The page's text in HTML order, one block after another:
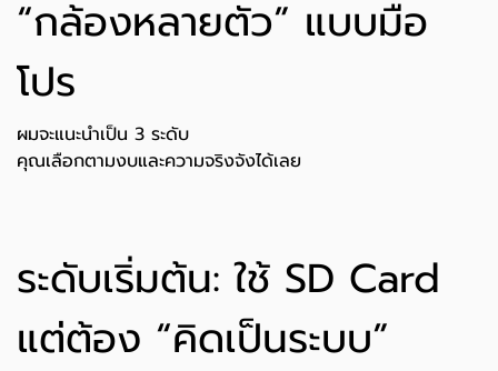
“กล้องหลายตัว” แบบมือ
โปร
ผมจะแนะนำเป็น 3 ระดับ
คุณเลือกตามงบและความจริงจังได้เลย
ระดับเริ่มต้น: ใช้ SD Card
แต่ต้อง “คิดเป็นระบบ”